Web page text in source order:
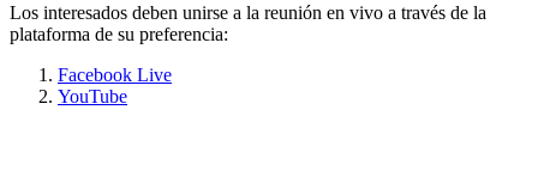
Los interesados deben unirse a la reunión en vivo a través de la
plataforma de su preferencia:
Facebook Live
YouTube